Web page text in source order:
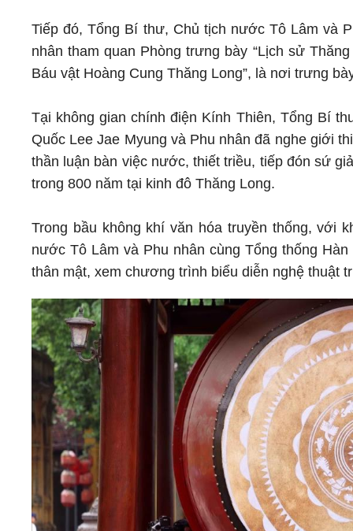
Tiếp đó, Tổng Bí thư, Chủ tịch nước Tô Lâm và
nhân tham quan Phòng trưng bày “Lịch sử
Báu vật Hoàng Cung Thăng Long”, là nơi trưng
Tại không gian chính điện Kính Thiên, Tổng Bí
Quốc Lee Jae Myung và Phu nhân đã nghe giới
thần luận bàn việc nước, thiết triều, tiếp đón sứ
trong 800 năm tại kinh đô Thăng Long.
Trong bầu không khí văn hóa truyền thống, với
nước Tô Lâm và Phu nhân cùng Tổng thống
thân mật, xem chương trình biểu diễn nghệ thuật